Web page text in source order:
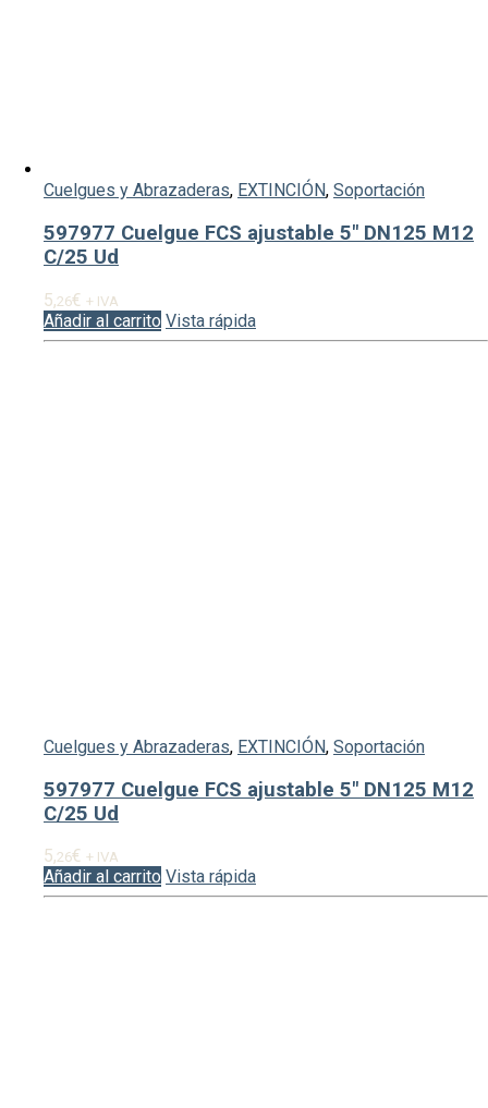
Cuelgues y Abrazaderas, EXTINCIÓN, Soportación
597977 Cuelgue FCS ajustable 5″ DN125 M12
C/25 Ud
5,26€ + IVA
Añadir al carrito Vista rápida
Cuelgues y Abrazaderas, EXTINCIÓN, Soportación
597977 Cuelgue FCS ajustable 5″ DN125 M12
C/25 Ud
5,26€ + IVA
Añadir al carrito Vista rápida